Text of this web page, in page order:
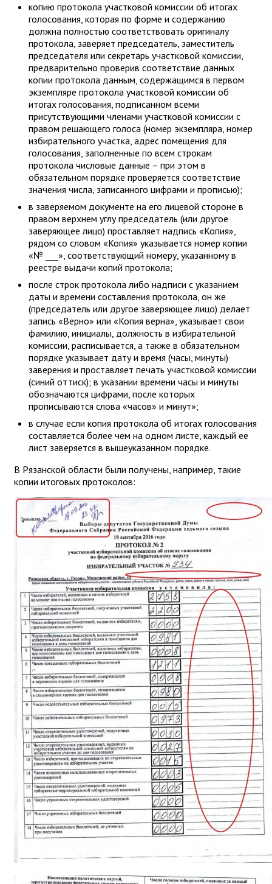
копию протокола участковой комиссии об итогах
голосования, которая по форме и содержанию
должна полностью соответствовать оригиналу
протокола, заверяет председатель, заместитель
председателя или секретарь участковой комиссии,
предварительно проверив соответствие данных
копии протокола данным, содержащимся в первом
экземпляре протокола участковой комиссии об
итогах голосования, подписанном всеми
присутствующими членами участковой комиссии с
правом решающего голоса (номер экземпляра, номер
избирательного участка, адрес помещения для
голосования, заполненные по всем строкам
протокола числовые данные – при этом в
обязательном порядке проверяется соответствие
значения числа, записанного цифрами и прописью);
в заверяемом документе на его лицевой стороне в
правом верхнем углу председатель (или другое
заверяющее лицо) проставляет надпись «Копия»,
рядом со словом «Копия» указывается номер копии
«№ ___», соответствующий номеру, указанному в
реестре выдачи копий протокола;
после строк протокола либо надписи с указанием
даты и времени составления протокола, он же
(председатель или другое заверяющее лицо) делает
запись «Верно» или «Копия верна», указывает свои
фамилию, инициалы, должность в избирательной
комиссии, расписывается, а также в обязательном
порядке указывает дату и время (часы, минуты)
заверения и проставляет печать участковой комиссии
(синий оттиск); в указании времени часы и минуты
обозначаются цифрами, после которых
прописываются слова «часов» и минут»;
в случае если копия протокола об итогах голосования
составляется более чем на одном листе, каждый ее
лист заверяется в вышеуказанном порядке.
В Рязанской области были получены, например, такие
копии итоговых протоколов: